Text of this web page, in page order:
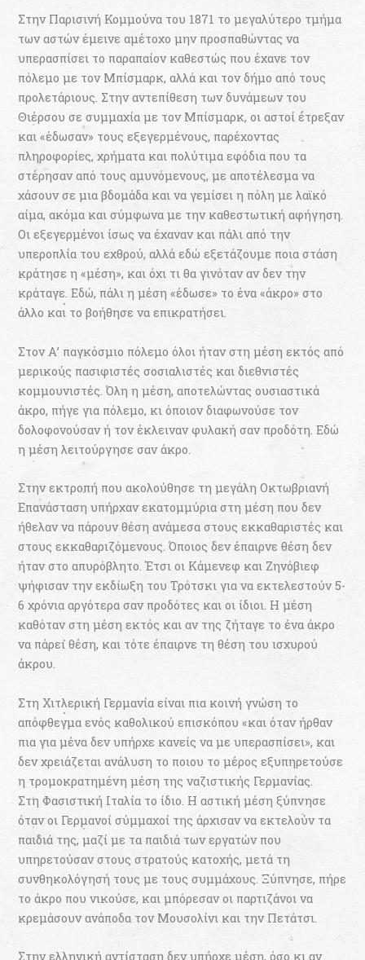
Στην Παρισινή Κομμούνα του 1871 το μεγαλύτερο τμήμα
των αστών έμεινε αμέτοχο μην προσπαθώντας να
υπερασπίσει το παραπαίον καθεστώς που έχανε τον
πόλεμο με τον Μπίσμαρκ, αλλά και τον δήμο από τους
προλετάριους. Στην αντεπίθεση των δυνάμεων του
Θιέρσου σε συμμαχία με τον Μπίσμαρκ, οι αστοί έτρεξαν
και «έδωσαν» τους εξεγερμένους, παρέχοντας
πληροφορίες, χρήματα και πολύτιμα εφόδια που τα
στέρησαν από τους αμυνόμενους, με αποτέλεσμα να
χάσουν σε μια βδομάδα και να γεμίσει η πόλη με λαϊκό
αίμα, ακόμα και σύμφωνα με την καθεστωτική αφήγηση.
Οι εξεγερμένοι ίσως να έχαναν και πάλι από την
υπεροπλία του εχθρού, αλλά εδώ εξετάζουμε ποια στάση
κράτησε η «μέση», και όχι τι θα γινόταν αν δεν την
κράταγε. Εδώ, πάλι η μέση «έδωσε» το ένα «άκρο» στο
άλλο και το βοήθησε να επικρατήσει.
Στον Α’ παγκόσμιο πόλεμο όλοι ήταν στη μέση εκτός από
μερικούς πασιφιστές σοσιαλιστές και διεθνιστές
κομμουνιστές. Όλη η μέση, αποτελώντας ουσιαστικά
άκρο, πήγε για πόλεμο, κι όποιον διαφωνούσε τον
δολοφονούσαν ή τον έκλειναν φυλακή σαν προδότη. Εδώ
η μέση λειτούργησε σαν άκρο.
Στην εκτροπή που ακολούθησε τη μεγάλη Οκτωβριανή
Επανάσταση υπήρχαν εκατομμύρια στη μέση που δεν
ήθελαν να πάρουν θέση ανάμεσα στους εκκαθαριστές και
στους εκκαθαριζόμενους. Όποιος δεν έπαιρνε θέση δεν
ήταν στο απυρόβλητο. Έτσι οι Κάμενεφ και Ζηνόβιεφ
ψήφισαν την εκδίωξη του Τρότσκι για να εκτελεστούν 5-
6 χρόνια αργότερα σαν προδότες και οι ίδιοι. Η μέση
καθόταν στη μέση εκτός και αν της ζήταγε το ένα άκρο
να πάρει θέση, και τότε έπαιρνε τη θέση του ισχυρού
άκρου.
Στη Χιτλερική Γερμανία είναι πια κοινή γνώση το
απόφθεγμα ενός καθολικού επισκόπου «και όταν ήρθαν
πια για μένα δεν υπήρχε κανείς να με υπερασπίσει», και
δεν χρειάζεται ανάλυση το ποιου το μέρος εξυπηρετούσε
η τρομοκρατημένη μέση της ναζιστικής Γερμανίας.
Στη Φασιστική Ιταλία το ίδιο. Η αστική μέση ξύπνησε
όταν οι Γερμανοί σύμμαχοί της άρχισαν να εκτελούν τα
παιδιά της, μαζί με τα παιδιά των εργατών που
υπηρετούσαν στους στρατούς κατοχής, μετά τη
συνθηκολόγησή τους με τους συμμάχους. Ξύπνησε, πήρε
το άκρο που νικούσε, και μπόρεσαν οι παρτιζάνοι να
κρεμάσουν ανάποδα τον Μουσολίνι και την Πετάτσι.
Στην ελληνική αντίσταση δεν υπήρχε μέση, όσο κι αν